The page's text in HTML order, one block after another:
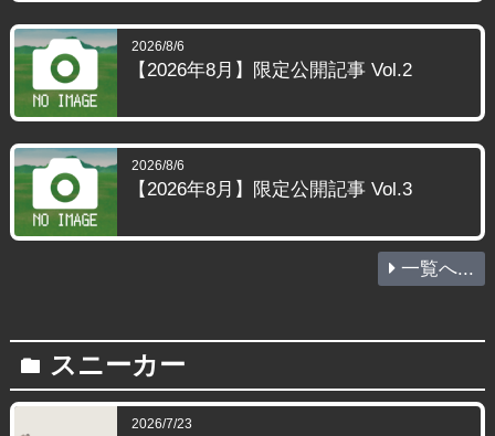
2026/8/6
【2026年8月】限定公開記事 Vol.2
2026/8/6
【2026年8月】限定公開記事 Vol.3
一覧へ...
folder スニーカー
2026/7/23